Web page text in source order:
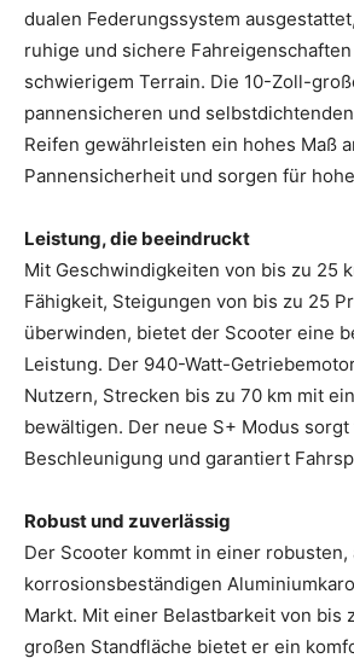
dualen Federungssystem
ruhige und sichere
schwierigem Terrain. Die 10-Zoll-
pannensicheren und
Reifen gewährleisten ein hohes Maß
Pannensicherheit und sorgen für
Leistung, die beeindruckt
Mit Geschwindigkeiten von bis zu 25
Fähigkeit, Steigungen von bis zu 25
überwinden, bietet der Scooter eine
Leistung. Der 940-Watt-
Nutzern, Strecken bis zu 70 km mit
bewältigen. Der neue S+ Modus
Beschleunigung und garantiert
Robust und zuverlässig
Der Scooter kommt in einer
korrosionsbeständigen
Markt. Mit einer Belastbarkeit von bis
großen Standfläche bietet er ein